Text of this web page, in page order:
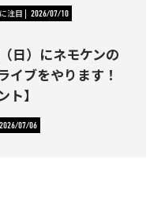
注目 2026/07/10
日）にネモケンの
イブをやります！
ト】
2026/07/06